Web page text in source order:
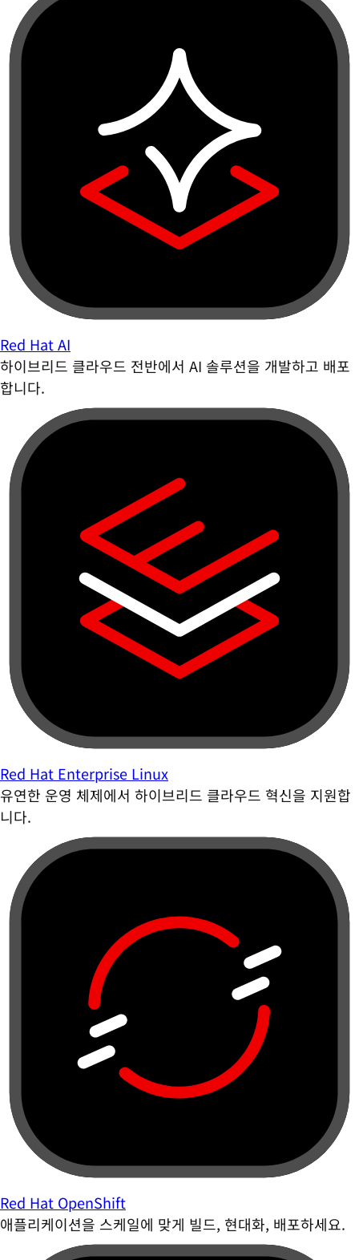
Red Hat AI
하이브리드 클라우드 전반에서 AI 솔루션을 개발하고 배포
합니다.
Red Hat Enterprise Linux
유연한 운영 체제에서 하이브리드 클라우드 혁신을 지원합
니다.
Red Hat OpenShift
애플리케이션을 스케일에 맞게 빌드, 현대화, 배포하세요.